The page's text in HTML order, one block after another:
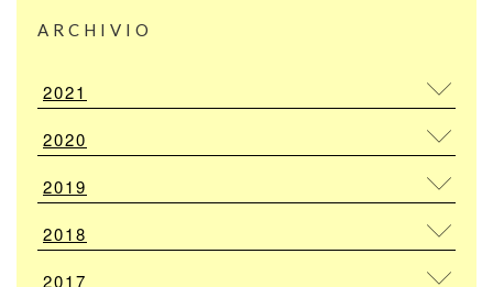
ARCHIVIO
2021
2020
2019
2018
2017